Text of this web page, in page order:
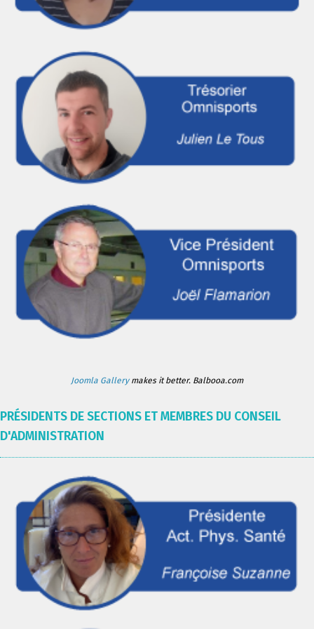
Joomla Gallerymakes it better. Balbooa.com
PRÉSIDENTS DE SECTIONS ET MEMBRES DU CONSEIL
D'ADMINISTRATION